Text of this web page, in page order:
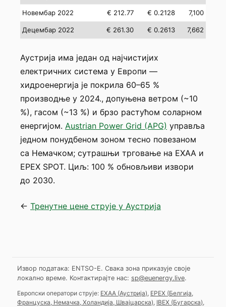
Новембар 2022 € 212.77 € 0.2128 7,100
Децембар 2022 € 261.30 € 0.2613 7,662
Аустрија има један од најчистијих
електричних система у Европи —
хидроенергија је покрила 60–65 %
производње у 2024., допуњена ветром (~10
%), гасом (~13 %) и брзо растућом соларном
енергијом. Austrian Power Grid (APG) управља
једном понудбеном зоном тесно повезаном
са Немачком; сутрашњи трговање на EXAA и
EPEX SPOT. Циљ: 100 % обновљиви извори
до 2030.
← Тренутне цене струје у Аустрија
Извор података: ENTSO-E. Свака зона приказује своје
локално време. Контактирајте нас: sp@euenergy.live.
Европски оператори струје: EXAA (Аустрија), EPEX (Белгија,
Француска, Немачка, Холандија, Швајцарска), IBEX (Бугарска),